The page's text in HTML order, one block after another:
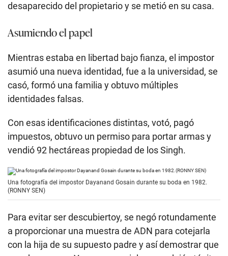
desaparecido del propietario y se metió en su casa.
Asumiendo el papel
Mientras estaba en libertad bajo fianza, el impostor
asumió una nueva identidad, fue a la universidad, se
casó, formó una familia y obtuvo múltiples
identidades falsas.
Con esas identificaciones distintas, votó, pagó
impuestos, obtuvo un permiso para portar armas y
vendió 92 hectáreas propiedad de los Singh.
Una fotografía del impostor Dayanand Gosain durante su boda en 1982.
(RONNY SEN)
Para evitar ser descubiertoy, se negó rotundamente
a proporcionar una muestra de ADN para cotejarla
con la hija de su supuesto padre y así demostrar que